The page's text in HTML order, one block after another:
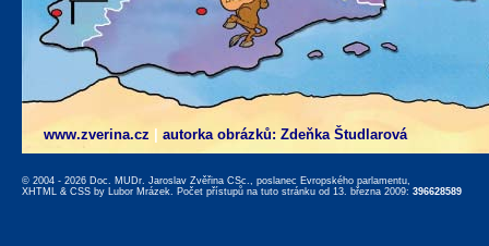
www.zverina.cz autorka obrázků: Zdeňka Študlarová
© 2004 - 2026 Doc. MUDr. Jaroslav Zvěřina CSc., poslanec Evropského parlamentu,
XHTML & CSS by Lubor Mrázek. Počet přístupů na tuto stránku od 13. března 2009: 396628589